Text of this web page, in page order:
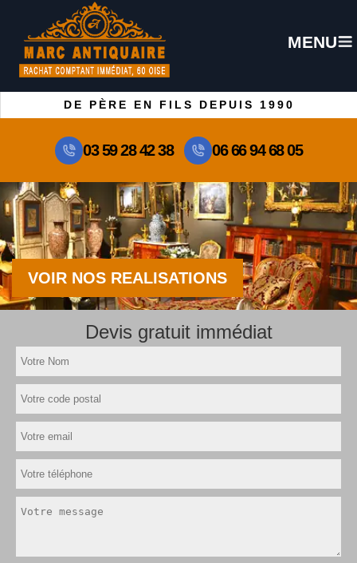
MENU
DE PÈRE EN FILS DEPUIS 1990
03 59 28 42 38 06 66 94 68 05
VOIR NOS REALISATIONS
Devis gratuit immédiat